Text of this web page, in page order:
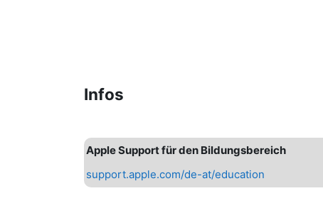
Infos
Apple Support für den Bildungsbereich
support.apple.com/de-at/education